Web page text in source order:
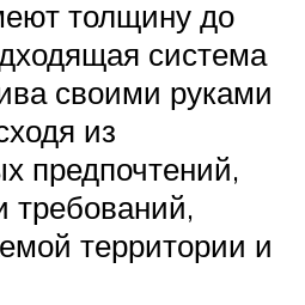
толщину до
система
своими руками
из
предпочтений,
требований,
территории и